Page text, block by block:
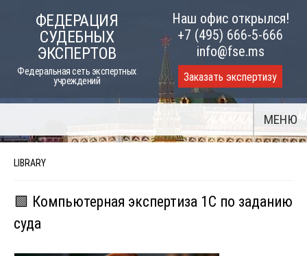
ФЕДЕРАЦИЯ
СУДЕБНЫХ
ЭКСПЕРТОВ
Федеральная сеть экспертных
учреждений
Наш офис открылся!
+7 (495) 666-5-666
info@fse.ms
Заказать экспертизу
МЕНЮ
LIBRARY
🟩 Компьютерная экспертиза 1С по заданию
суда